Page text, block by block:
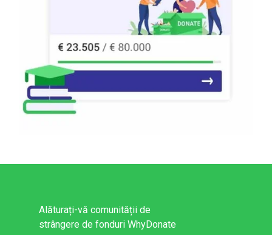
Alăturați-vă comunității de
strângere de fonduri WhyDonate